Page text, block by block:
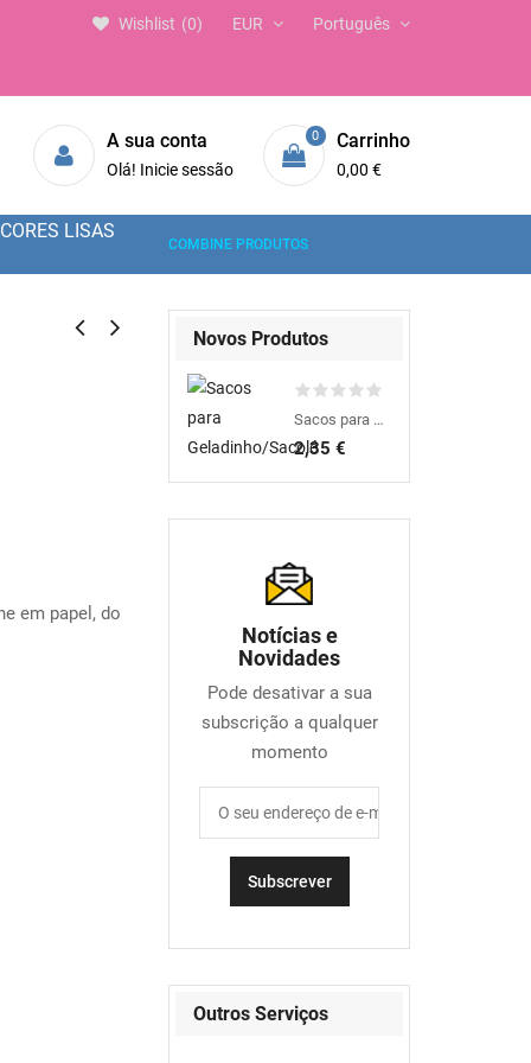
Português
EUR
Wishlist 0
A sua conta
Olá! Inicie sessão
0 Carrinho
0,00 €
CORES LISAS
COMBINE PRODUTOS
em papel, do
Novos Produtos
Sacos para Geladinho/Sacolé
2,35 €
Notícias e
Novidades
Pode desativar a sua
subscrição a qualquer
momento
Outros Serviços